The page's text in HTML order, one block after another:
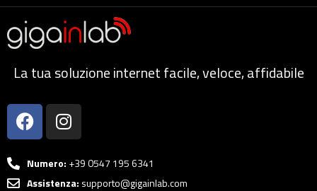
La tua soluzione internet facile, veloce, affidabile
Numero: +39 0547 195 6341
Assistenza: supporto@gigainlab.com